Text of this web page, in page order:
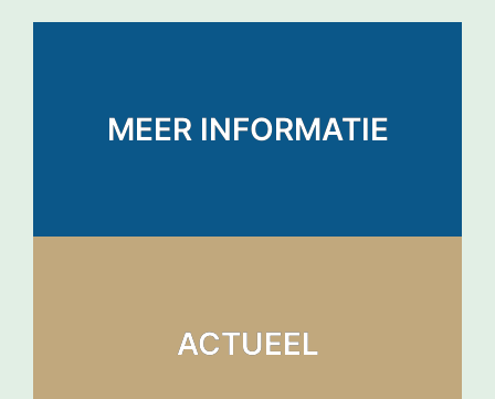
MEER INFORMATIE
ACTUEEL